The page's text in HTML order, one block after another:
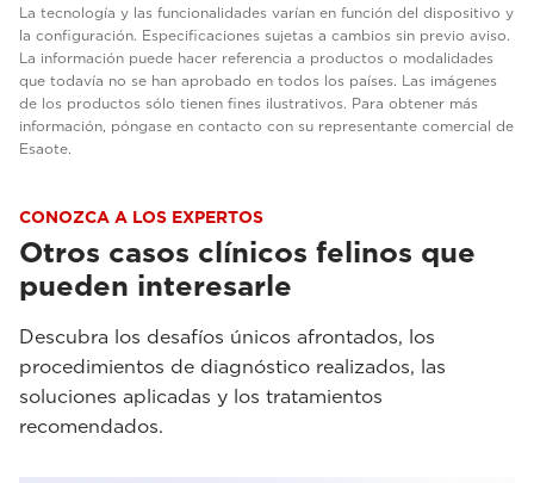
La tecnología y las funcionalidades varían en función del dispositivo y
la configuración. Especificaciones sujetas a cambios sin previo aviso.
La información puede hacer referencia a productos o modalidades
que todavía no se han aprobado en todos los países. Las imágenes
de los productos sólo tienen fines ilustrativos. Para obtener más
información, póngase en contacto con su representante comercial de
Esaote.
CONOZCA A LOS EXPERTOS
Otros casos clínicos felinos que
pueden interesarle
Descubra los desafíos únicos afrontados, los
procedimientos de diagnóstico realizados, las
soluciones aplicadas y los tratamientos
recomendados.